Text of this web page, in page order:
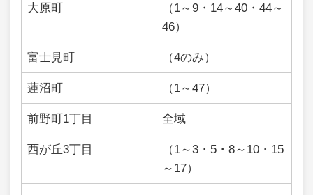
大原町
（1～9・14～40・44～
46）
富士見町 （4のみ）
蓮沼町 （1～47）
前野町1丁目 全域
西が丘3丁目
（1～3・5・8～10・15
～17）